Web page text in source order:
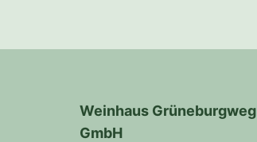
Weinhaus Grüneburgweg
GmbH